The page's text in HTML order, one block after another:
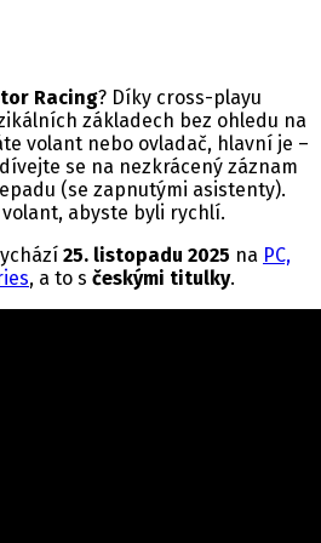
Racing? Díky cross-playu
základech bez ohledu na
volant nebo ovladač, hlavní je –
se na nezkrácený záznam
(se zapnutými asistenty).
abyste byli rychlí.
25. listopadu 2025 na PC,
, a to s českými titulky.